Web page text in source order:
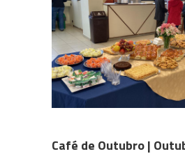
Café de Outubro |